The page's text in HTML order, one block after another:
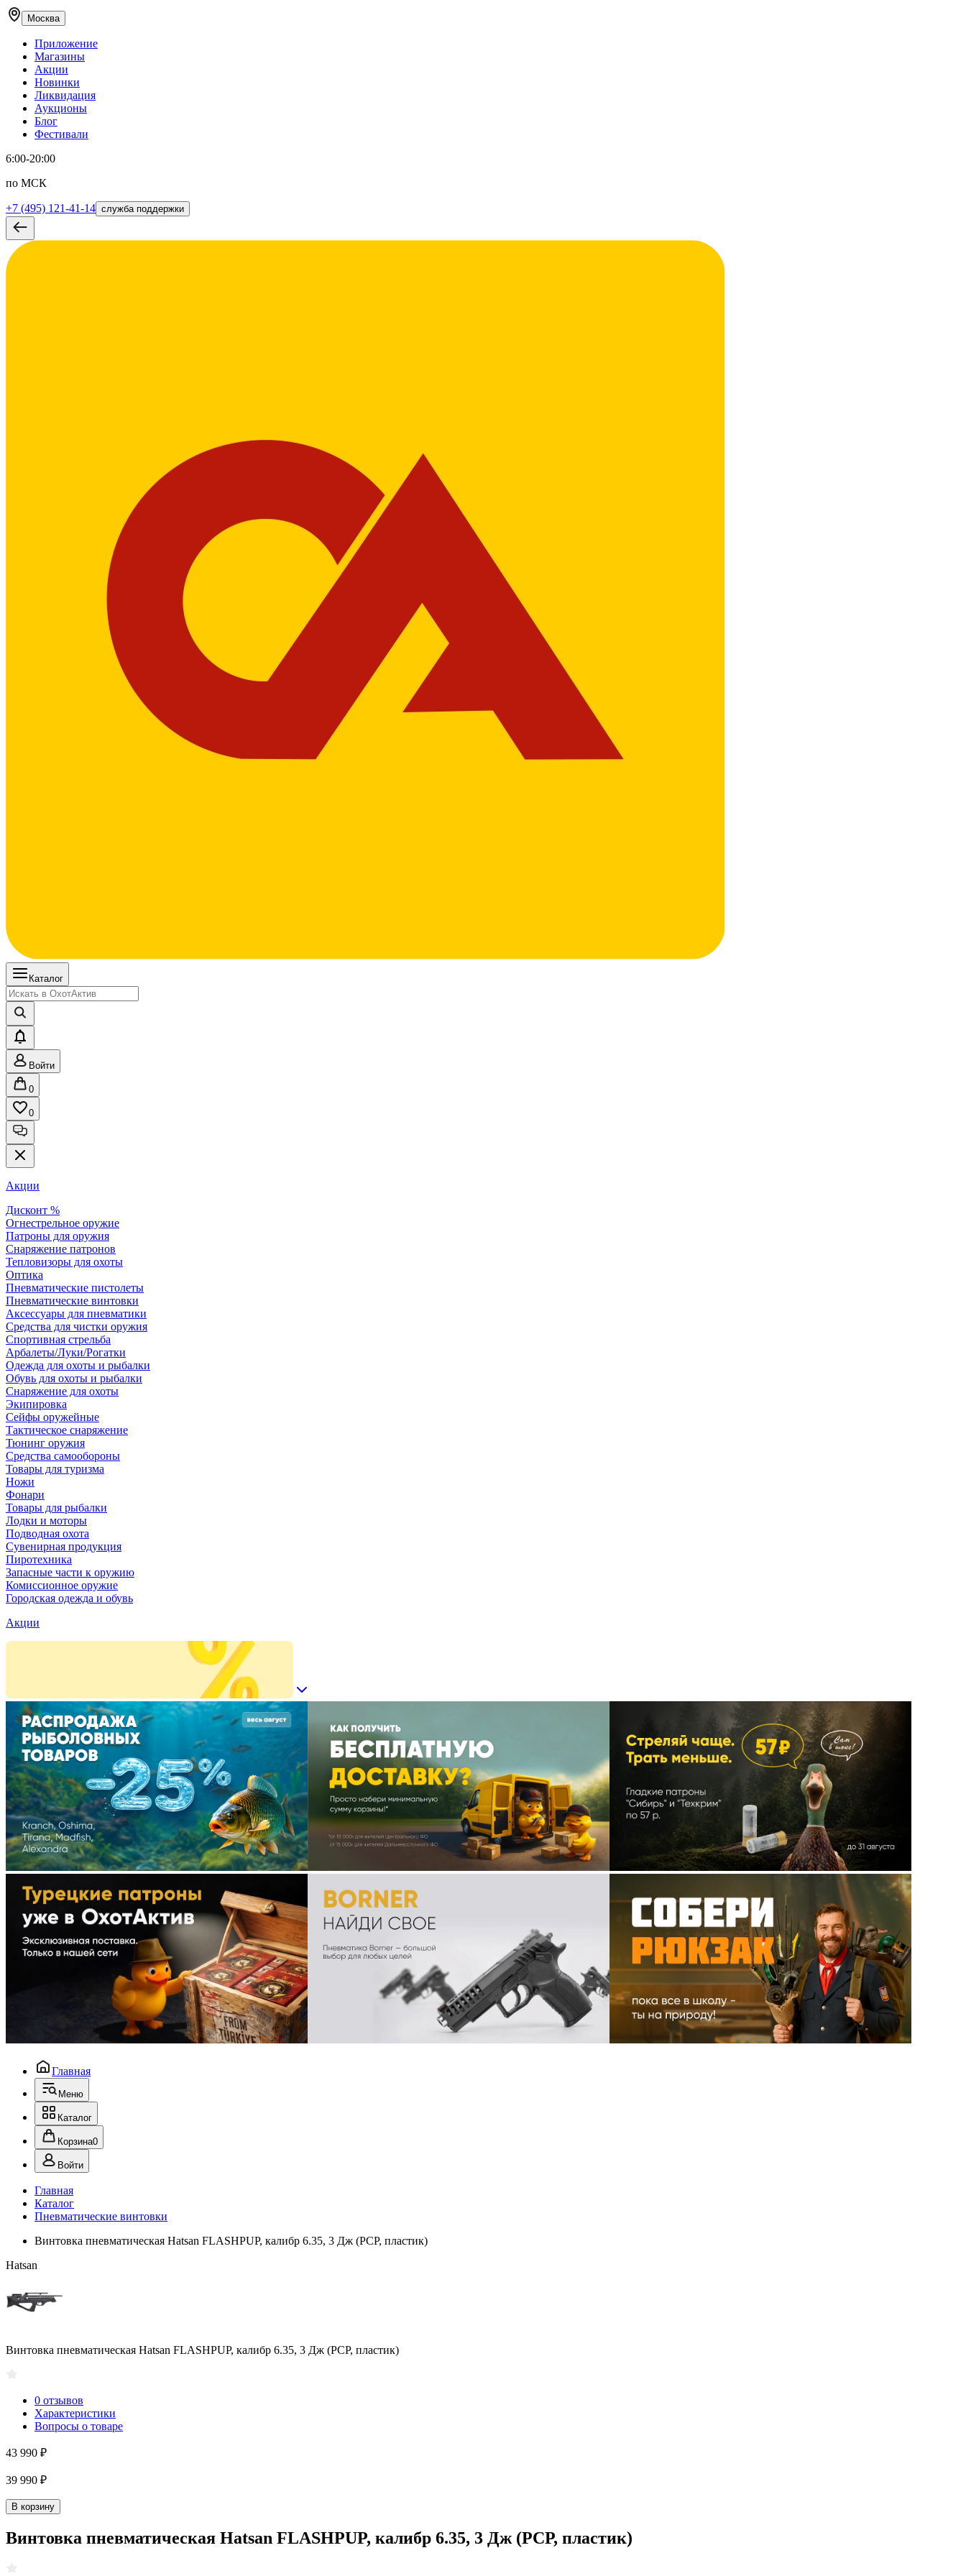
Москва
Приложение
Магазины
Акции
Новинки
Ликвидация
Аукционы
Блог
Фестивали
6:00-20:00
по МСК
+7 (495) 121-41-14 служба поддержки
Каталог
Войти
0
0
Акции
Дисконт %
Огнестрельное оружие
Патроны для оружия
Снаряжение патронов
Тепловизоры для охоты
Оптика
Пневматические пистолеты
Пневматические винтовки
Аксессуары для пневматики
Средства для чистки оружия
Спортивная стрельба
Арбалеты/Луки/Рогатки
Одежда для охоты и рыбалки
Обувь для охоты и рыбалки
Снаряжение для охоты
Экипировка
Сейфы оружейные
Тактическое снаряжение
Тюнинг оружия
Средства самообороны
Товары для туризма
Ножи
Фонари
Товары для рыбалки
Лодки и моторы
Подводная охота
Сувенирная продукция
Пиротехника
Запасные части к оружию
Комиссионное оружие
Городская одежда и обувь
Акции
Главная
Меню
Каталог
Корзина0
Войти
Главная
Каталог
Пневматические винтовки
Винтовка пневматическая Hatsan FLASHPUP, калибр 6.35, 3 Дж (РСР, пластик)
Hatsan
Винтовка пневматическая Hatsan FLASHPUP, калибр 6.35, 3 Дж (РСР, пластик)
0 отзывов
Характеристики
Вопросы о товаре
43 990 ₽
39 990 ₽
В корзину
Винтовка пневматическая Hatsan FLASHPUP, калибр 6.35, 3 Дж (РСР, пластик)